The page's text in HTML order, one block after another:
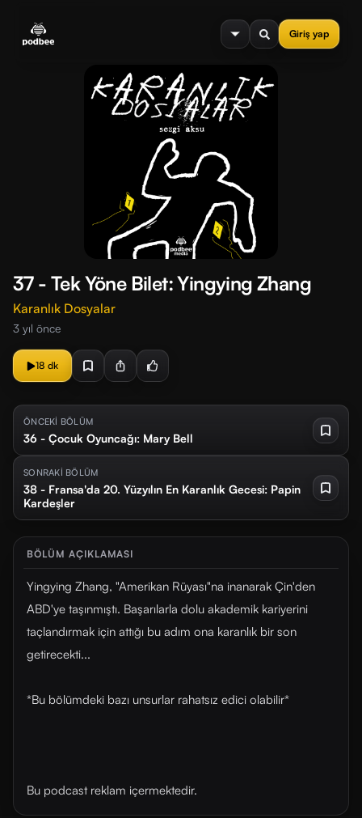
Giriş yap
menu
37 - Tek Yöne Bilet: Yingying Zhang
Karanlık Dosyalar
3 yıl önce
18 dk
ÖNCEKİ BÖLÜM
36 - Çocuk Oyuncağı: Mary Bell
SONRAKİ BÖLÜM
38 - Fransa'da 20. Yüzyılın En Karanlık Gecesi: Papin
Kardeşler
BÖLÜM AÇIKLAMASI
Yingying Zhang, "Amerikan Rüyası"na inanarak Çin'den
ABD'ye taşınmıştı. Başarılarla dolu akademik kariyerini
taçlandırmak için attığı bu adım ona karanlık bir son
getirecekti...
*Bu bölümdeki bazı unsurlar rahatsız edici olabilir*
Bu podcast reklam içermektedir.